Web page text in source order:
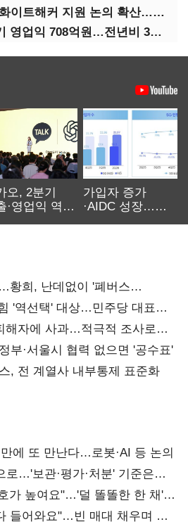
AI 해킹 고도화 속 화이트해커 지원 논의 확산…'버그바운티' 재조명
현대오토에버 3분기 영업익 708억원…전년비 34.8%↑
오, 2분기
·영업익 역대
가입자 증가
·AIDC 성장…
황희, 난데없이 '폐버스
'역선택' 대상…민주당 대표로
해자에 사과…적극적 조사로
부·서울시 협력 없으면 '공수표'
, 전 계열사 내부통제 표준화
에 또 만난다…로봇·AI 등 논의
로…'보관·평가·처분' 기준은
가 높여요"…'덜 똘똘한 한 채'
들어와요"…빈 매대 채우며 문